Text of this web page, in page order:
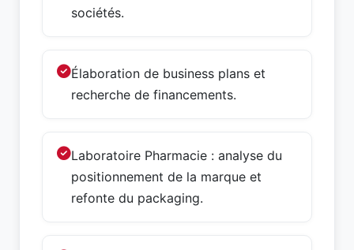
sociétés.
Élaboration de business plans et
recherche de financements.
Laboratoire Pharmacie : analyse du
positionnement de la marque et
refonte du packaging.